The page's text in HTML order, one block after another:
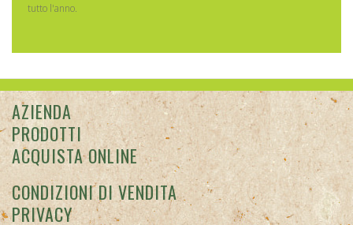
tutto l'anno.
AZIENDA
PRODOTTI
ACQUISTA ONLINE
CONDIZIONI DI VENDITA
PRIVACY